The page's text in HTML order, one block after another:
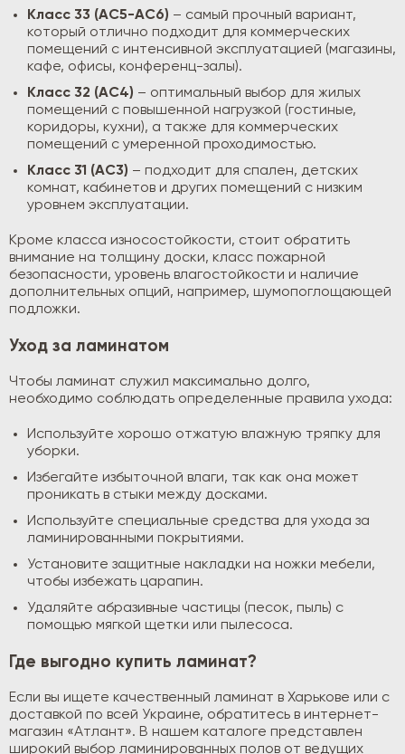
Класс 33 (АС5-АС6) – самый прочный вариант,
который отлично подходит для коммерческих
помещений с интенсивной эксплуатацией (магазины,
кафе, офисы, конференц-залы).
Класс 32 (АС4) – оптимальный выбор для жилых
помещений с повышенной нагрузкой (гостиные,
коридоры, кухни), а также для коммерческих
помещений с умеренной проходимостью.
Класс 31 (АС3) – подходит для спален, детских
комнат, кабинетов и других помещений с низким
уровнем эксплуатации.
Кроме класса износостойкости, стоит обратить
внимание на толщину доски, класс пожарной
безопасности, уровень влагостойкости и наличие
дополнительных опций, например, шумопоглощающей
подложки.
Уход за ламинатом
Чтобы ламинат служил максимально долго,
необходимо соблюдать определенные правила ухода:
Используйте хорошо отжатую влажную тряпку для
уборки.
Избегайте избыточной влаги, так как она может
проникать в стыки между досками.
Используйте специальные средства для ухода за
ламинированными покрытиями.
Установите защитные накладки на ножки мебели,
чтобы избежать царапин.
Удаляйте абразивные частицы (песок, пыль) с
помощью мягкой щетки или пылесоса.
Где выгодно купить ламинат?
Если вы ищете качественный ламинат в Харькове или с
доставкой по всей Украине, обратитесь в интернет-
магазин «Атлант». В нашем каталоге представлен
широкий выбор ламинированных полов от ведущих